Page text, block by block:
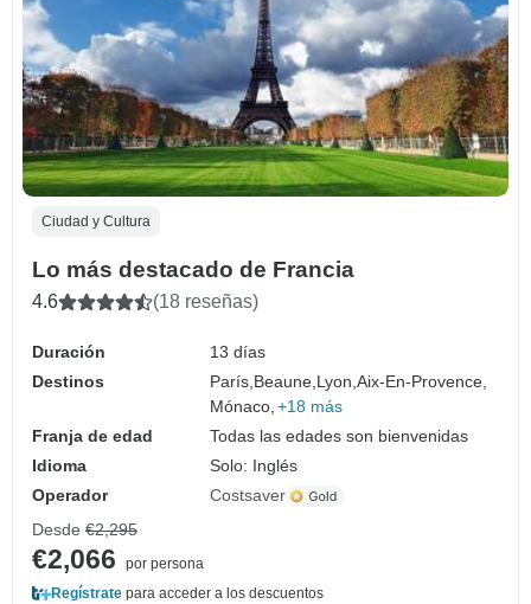
Ciudad y Cultura
Lo más destacado de Francia
4.6 (18 reseñas)
Duración
13 días
Destinos
París, Beaune, Lyon,Aix-En-Provence,
Mónaco, +18 más
Franja de edad
Todas las edades son bienvenidas
Idioma
Solo: Inglés
Operador
Costsaver
Desde €2,295
€2,066
por persona
Regístrate para acceder a los descuentos